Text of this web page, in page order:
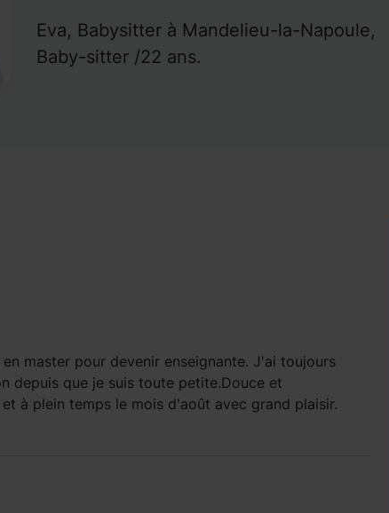
Eva, Babysitter à Mandelieu-la-Napoule,
Baby-sitter /22 ans.
master pour devenir enseignante. J'ai toujours
depuis que je suis toute petite.Douce et
à plein temps le mois d'août avec grand plaisir.